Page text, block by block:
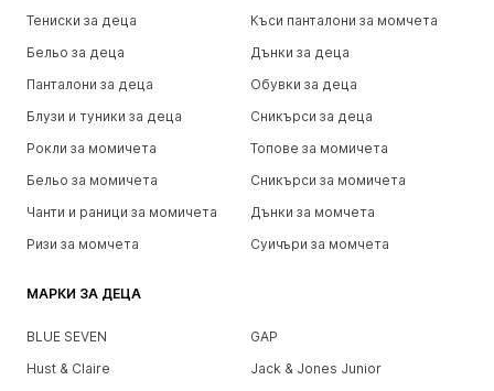
Тениски за деца
Къси панталони за момчета
Бельо за деца
Дънки за деца
Панталони за деца
Обувки за деца
Блузи и туники за деца
Сникърси за деца
Рокли за момичета
Топове за момичета
Бельо за момичета
Сникърси за момичета
Чанти и раници за момичета
Дънки за момчета
Ризи за момчета
Суичъри за момчета
МАРКИ ЗА ДЕЦА
BLUE SEVEN
GAP
Hust & Claire
Jack & Jones Junior